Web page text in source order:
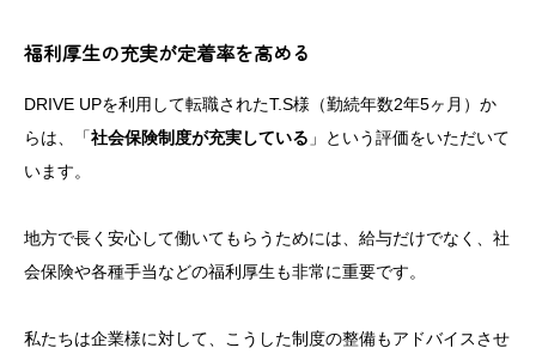
福利厚生の充実が定着率を高める
DRIVE UPを利用して転職されたT.S様（勤続年数2年5ヶ月）か
らは、「社会保険制度が充実している 」という評価をいただいて
います。
地方で長く安心して働いてもらうためには、給与だけでなく、社
会保険や各種手当などの福利厚生も非常に重要です。
私たちは企業様に対して、こうした制度の整備もアドバイスさせ